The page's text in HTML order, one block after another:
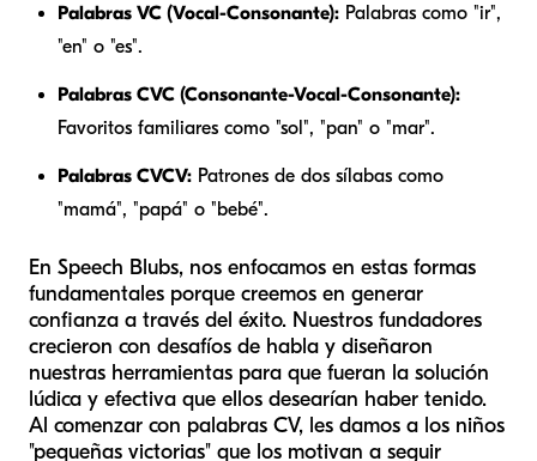
Palabras VC (Vocal-Consonante): Palabras como "ir",
"en" o "es".
Palabras CVC (Consonante-Vocal-Consonante):
Favoritos familiares como "sol", "pan" o "mar".
Palabras CVCV: Patrones de dos sílabas como
"mamá", "papá" o "bebé".
En Speech Blubs, nos enfocamos en estas formas
fundamentales porque creemos en generar
confianza a través del éxito. Nuestros fundadores
crecieron con desafíos de habla y diseñaron
nuestras herramientas para que fueran la solución
lúdica y efectiva que ellos desearían haber tenido.
Al comenzar con palabras CV, les damos a los niños
"pequeñas victorias" que los motivan a seguir